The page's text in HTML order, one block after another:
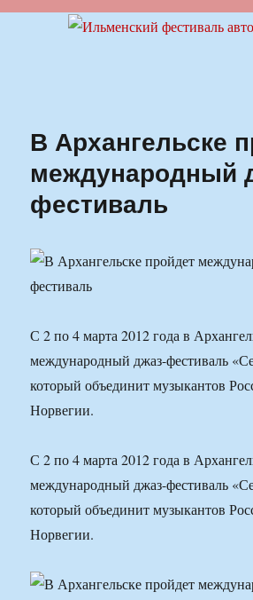
Ильменский
В Архангельске
международный
фестиваль
С 2 по 4 марта 2012 года в
международный джаз-фестиваль
который объединит музыкантов
Норвегии.
С 2 по 4 марта 2012 года в
международный джаз-фестиваль
который объединит музыкантов
Норвегии.